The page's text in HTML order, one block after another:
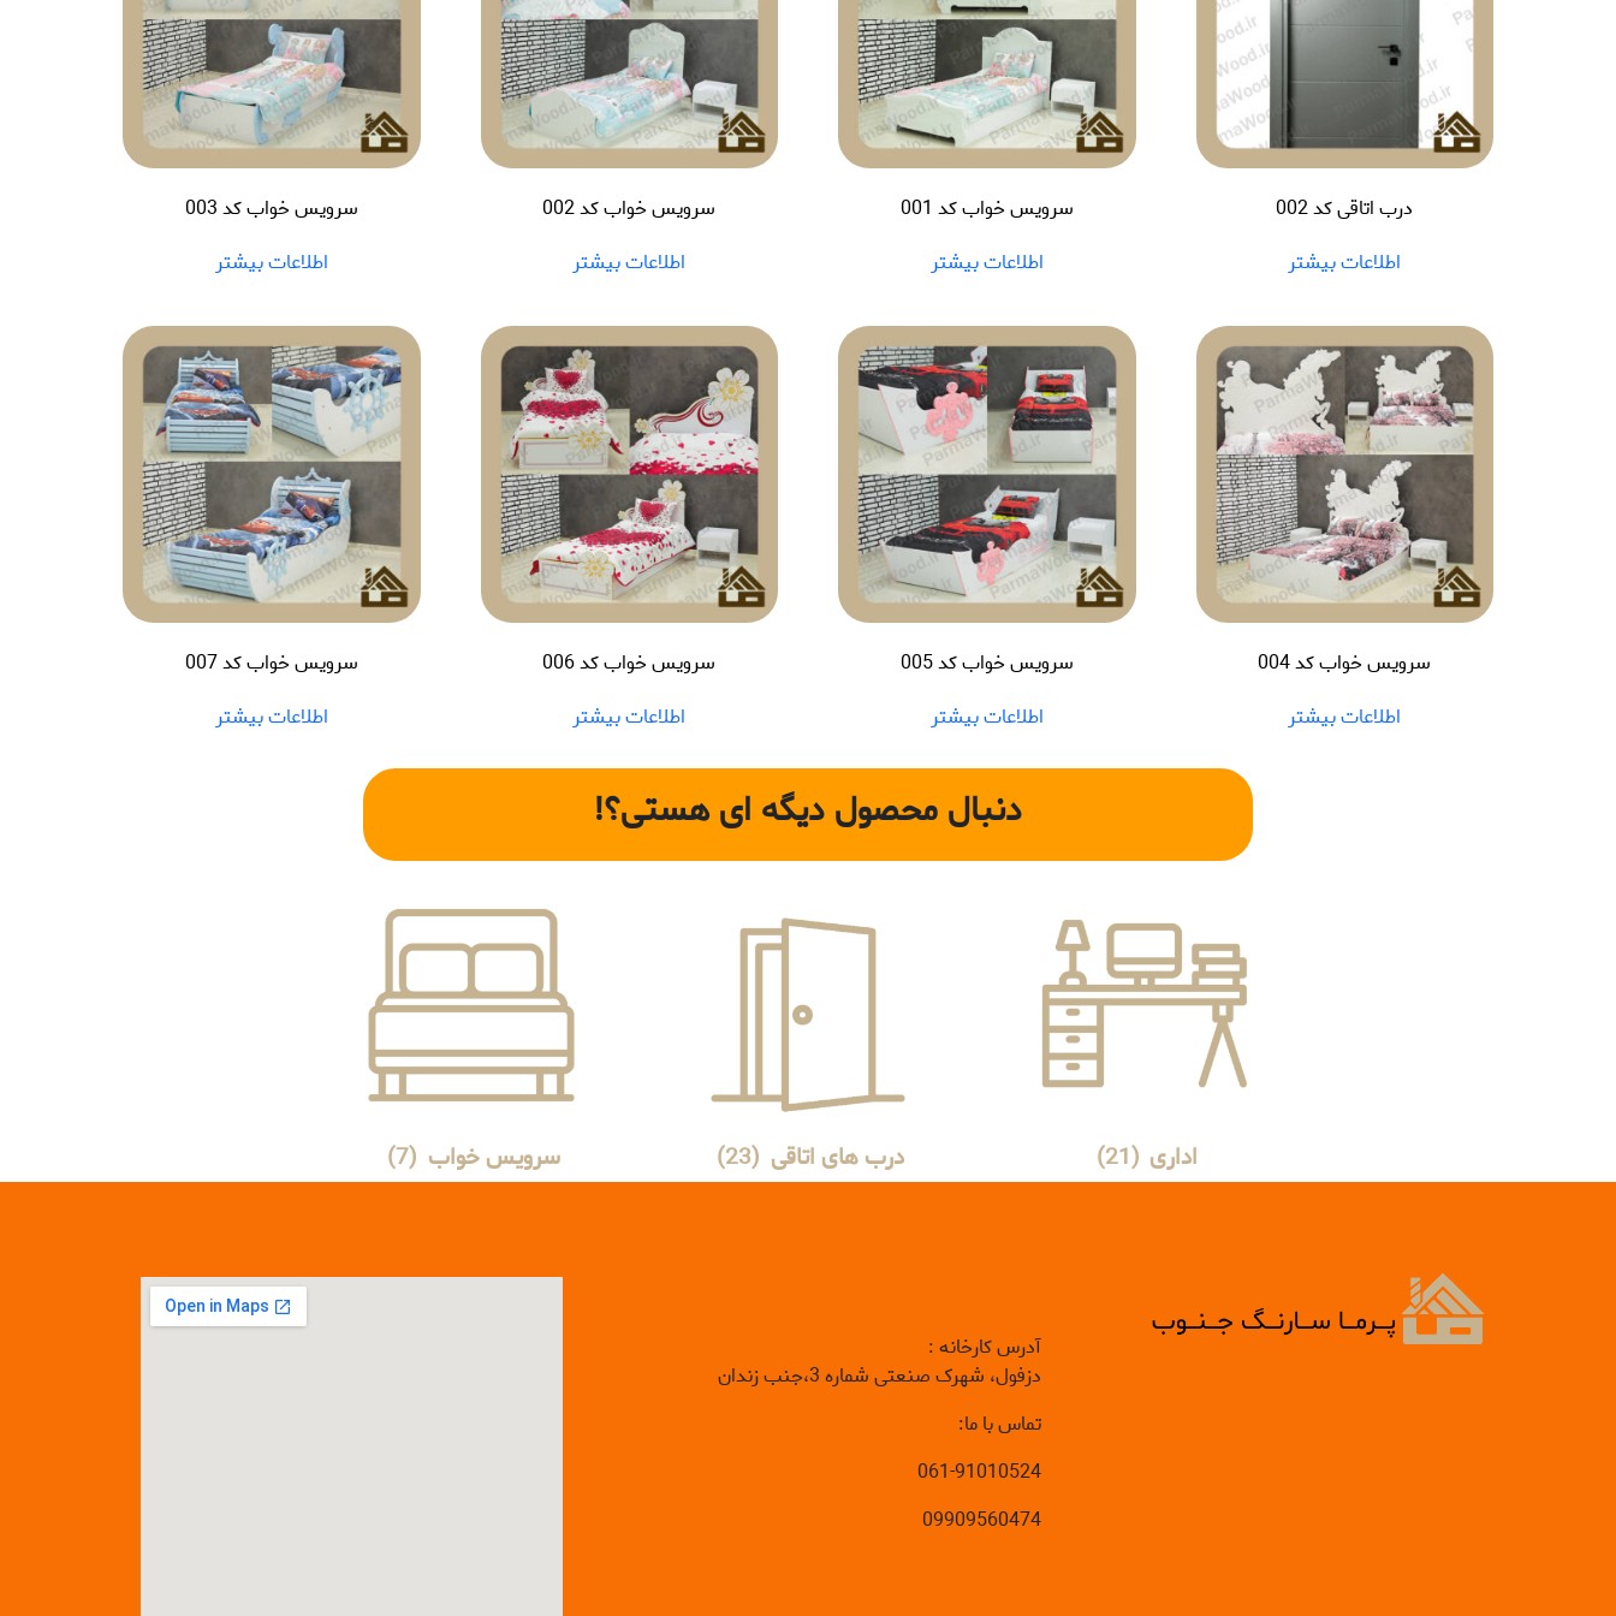
درب اتاقی کد 002
اطلاعات بیشتر
سرویس خواب کد 001
اطلاعات بیشتر
سرویس خواب کد 002
اطلاعات بیشتر
سرویس خواب کد 003
اطلاعات بیشتر
سرویس خواب کد 004
اطلاعات بیشتر
سرویس خواب کد 005
اطلاعات بیشتر
سرویس خواب کد 006
اطلاعات بیشتر
سرویس خواب کد 007
اطلاعات بیشتر
دنبال محصول دیگه ای هستی؟!
اداری (21) درب های اتاقی (23) سرویس خواب (7)
آدرس کارخانه :
دزفول، شهرک صنعتی شماره 3،جنب زندان
تماس با ما:
061-91010524
09909560474